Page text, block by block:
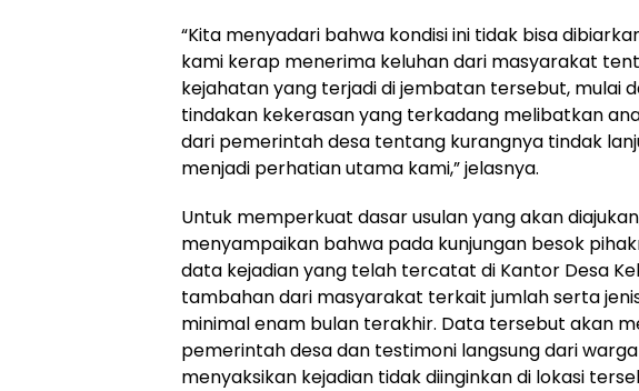
“Kita menyadari bahwa kondisi ini tidak bisa
kami kerap menerima keluhan dari masyarakat
kejahatan yang terjadi di jembatan tersebut, mulai
tindakan kekerasan yang terkadang melibatkan
dari pemerintah desa tentang kurangnya tindak
menjadi perhatian utama kami,” jelasnya.
Untuk memperkuat dasar usulan yang akan
menyampaikan bahwa pada kunjungan besok
data kejadian yang telah tercatat di Kantor Desa
tambahan dari masyarakat terkait jumlah serta
minimal enam bulan terakhir. Data tersebut akan
pemerintah desa dan testimoni langsung dari
menyaksikan kejadian tidak diinginkan di lokasi